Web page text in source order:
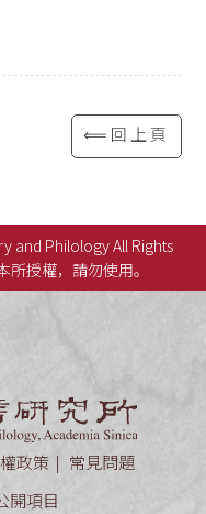
⟸回上頁
and Philology All Rights
授權，請勿使用。
政策
常見問題
開項目